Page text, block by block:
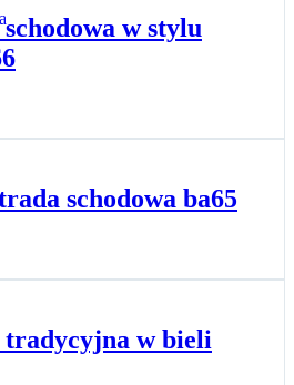
w stylu
schodowa ba65
tradycyjna w bieli